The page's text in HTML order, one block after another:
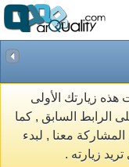
هذه زيارتك الأولى
الرابط السابق , كما
معنا , لبدء
زيارته .